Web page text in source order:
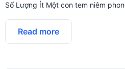
Số Lượng Ít Một con tem niêm
Read more